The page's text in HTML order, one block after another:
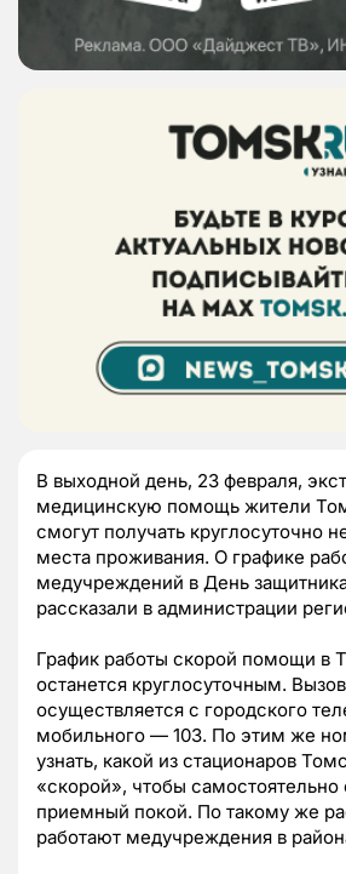
В выходной день, 23 февраля,
медицинскую помощь жители
смогут получать круглосуточно
места проживания. О графике
медучреждений в День
рассказали в администрации
График работы скорой помощи в
останется круглосуточным.
осуществляется с городского
мобильного — 103. По этим же
узнать, какой из стационаров
«скорой», чтобы самостоятельно
приемный покой. По такому же
работают медучреждения в